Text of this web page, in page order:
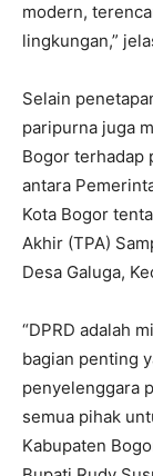
modern,
lingkungan,”
Selain
paripurna juga
Bogor terhadap
antara
Kota Bogor
Akhir (TPA)
Desa Galuga,
“DPRD adalah
bagian penting
penyelenggara
semua pihak
Kabupaten